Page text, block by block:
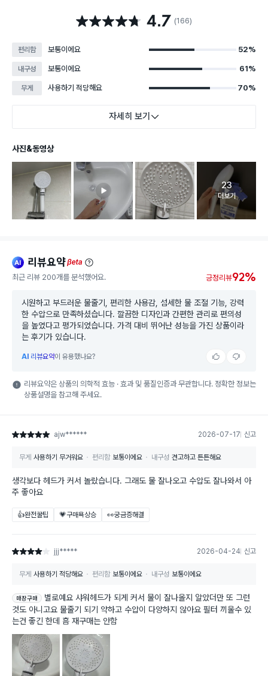
별점 4.7점 4.7 (166)
편리함 보통이에요 52%
내구성 보통이에요 61%
무게 사용하기 적당해요 70%
자세히 보기
사진&동영상
고객 리뷰
23
더보기
ai 리뷰요약beta
최근 리뷰 200개를 분석했어요. 긍정리뷰92%
시원하고 부드러운 물줄기, 편리한 사용감, 섬세한 물 조절 기능, 강력
한 수압으로 만족하셨습니다. 깔끔한 디자인과 간편한 관리로 편의성
을 높였다고 평가되었습니다. 가격 대비 뛰어난 성능을 가진 상품이라
는 후기가 있습니다.
AI 리뷰요약이 유용했나요?
리뷰요약은 상품의 의학적 효능 · 효과 및 품질인증과 무관합니다. 정확한 정보는
상품설명을 참고해 주세요.
별점 5점 ajw****** 2026-07-17 신고
무게 사용하기 무거워요 편리함 보통이에요 내구성 견고하고 튼튼해요
생각보다 헤드가 커서 놀랐습니다. 그래도 물 잘나오고 수압도 잘나와서 아
주 좋아요
👍완전꿀팁 💗구매욕상승 👀궁금증해결
별점 4점 jjj***** 2026-04-24 신고
무게 사용하기 적당해요 편리함 보통이에요 내구성 보통이에요
매장구매
별로예요 샤워헤드가 되게 커서 물이 잘나올지 알았더만 또 그런
것도 아니고요 물줄기 되기 약하고 수압이 다양하지 않아요 필터 끼울수 있
는건 좋긴 한데 흠 재구매는 안함